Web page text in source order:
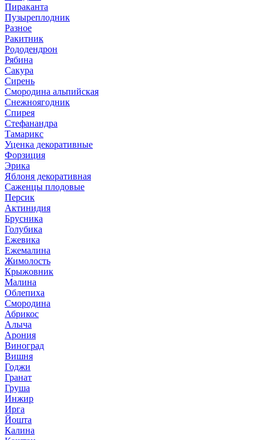
Пираканта
Пузыреплодник
Разное
Ракитник
Рододендрон
Рябина
Сакура
Сирень
Смородина альпийская
Снежноягодник
Спирея
Стефанандра
Тамарикс
Уценка декоративные
Форзиция
Эрика
Яблоня декоративная
Саженцы плодовые
Персик
Актинидия
Брусника
Голубика
Ежевика
Ежемалина
Жимолость
Крыжовник
Малина
Облепиха
Смородина
Абрикос
Алыча
Арония
Виноград
Вишня
Годжи
Гранат
Груша
Инжир
Ирга
Йошта
Калина